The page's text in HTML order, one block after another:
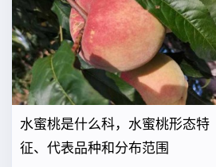
水蜜桃是什么科，水蜜桃形态特
征、代表品种和分布范围